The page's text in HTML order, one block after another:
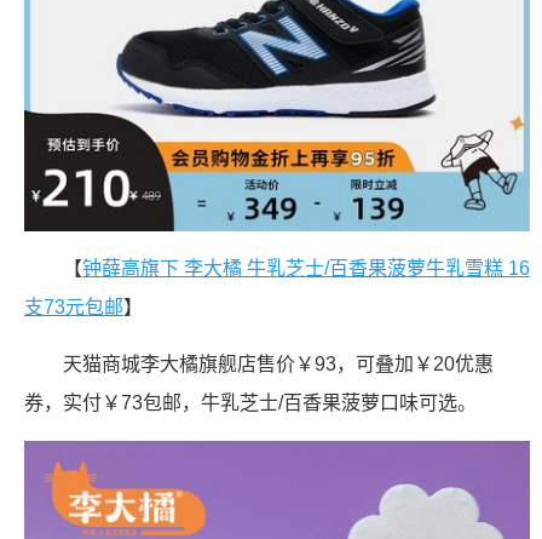
【钟薛高旗下 李大橘 牛乳芝士/百香果菠萝牛乳雪糕 16
支73元包邮】
天猫商城李大橘旗舰店售价￥93，可叠加￥20优惠
券，实付￥73包邮，牛乳芝士/百香果菠萝口味可选。